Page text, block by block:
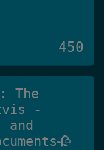
450
The
-
and